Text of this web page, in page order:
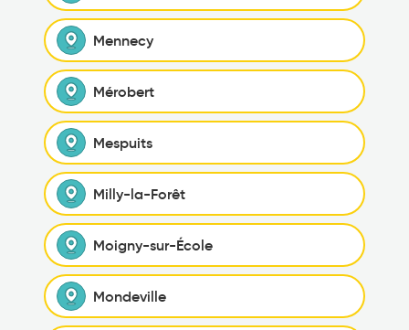
Mennecy
Mérobert
Mespuits
Milly-la-Forêt
Moigny-sur-École
Mondeville